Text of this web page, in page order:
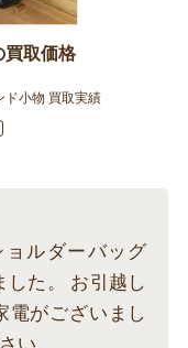
買取価格
ド小物 買取実績
ルダーバッグ
した。 お引越し
電がございまし
い。